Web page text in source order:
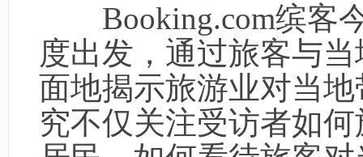
Booking.com缤客今
度出发，通过旅客与
面地揭示旅游业对当
究不仅关注受访者如